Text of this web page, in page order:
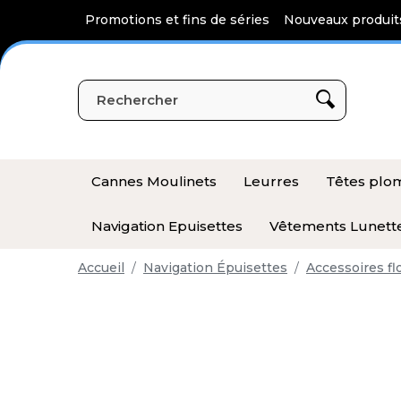
Promotions et fins de séries Nouveaux
Cannes Moulinets Leurres Têtes
Navigation Epuisettes Vêtements
Accueil Navigation Épuisettes Accessoires